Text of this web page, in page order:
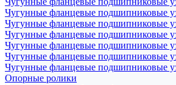
Чугунные фланцевые подшипниковые
Чугунные фланцевые подшипниковые
Чугунные фланцевые подшипниковые
Чугунные фланцевые подшипниковые
Чугунные фланцевые подшипниковые
Чугунные фланцевые подшипниковые
Опорные ролики